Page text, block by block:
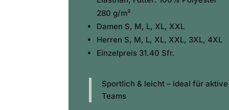
280 g/m²
Damen S, M, L, XL, XXL
Herren S, M, L, XL, XXL, 3XL, 4XL
Einzelpreis 31.40 Sfr.
Sportlich & leicht – ideal für aktive
Teams